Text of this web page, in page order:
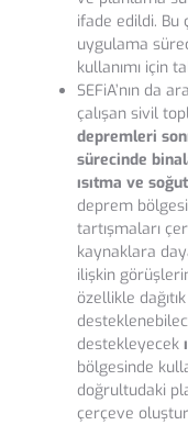
ifade edildi. Bu
uygulama
kullanımı için
SEFiA’nın da
çalışan sivil
depremleri
sürecinde
ısıtma ve
deprem
tartışmaları
kaynaklara
ilişkin
özellikle
destekleyecek
bölgesinde
doğrultudaki
çerçeve